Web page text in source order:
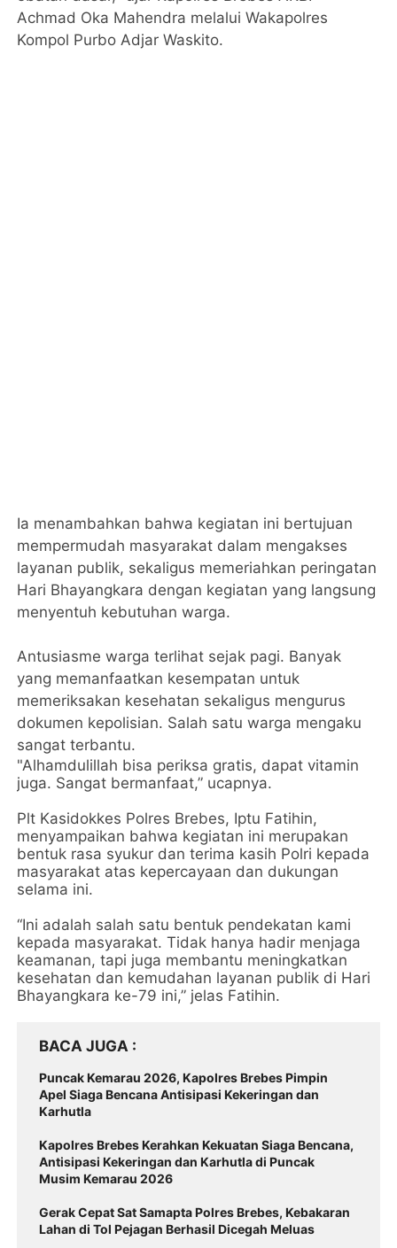
Achmad Oka Mahendra melalui Wakapolres
Kompol Purbo Adjar Waskito.
Ia menambahkan bahwa kegiatan ini bertujuan
mempermudah masyarakat dalam mengakses
layanan publik, sekaligus memeriahkan peringatan
Hari Bhayangkara dengan kegiatan yang langsung
menyentuh kebutuhan warga.
Antusiasme warga terlihat sejak pagi. Banyak
yang memanfaatkan kesempatan untuk
memeriksakan kesehatan sekaligus mengurus
dokumen kepolisian. Salah satu warga mengaku
sangat terbantu.
"Alhamdulillah bisa periksa gratis, dapat vitamin
juga. Sangat bermanfaat,” ucapnya.
Plt Kasidokkes Polres Brebes, Iptu Fatihin,
menyampaikan bahwa kegiatan ini merupakan
bentuk rasa syukur dan terima kasih Polri kepada
masyarakat atas kepercayaan dan dukungan
selama ini.
“Ini adalah salah satu bentuk pendekatan kami
kepada masyarakat. Tidak hanya hadir menjaga
keamanan, tapi juga membantu meningkatkan
kesehatan dan kemudahan layanan publik di Hari
Bhayangkara ke-79 ini,” jelas Fatihin.
BACA JUGA
Puncak Kemarau 2026, Kapolres Brebes Pimpin
Apel Siaga Bencana Antisipasi Kekeringan dan
Karhutla
Kapolres Brebes Kerahkan Kekuatan Siaga Bencana,
Antisipasi Kekeringan dan Karhutla di Puncak
Musim Kemarau 2026
Gerak Cepat Sat Samapta Polres Brebes, Kebakaran
Lahan di Tol Pejagan Berhasil Dicegah Meluas